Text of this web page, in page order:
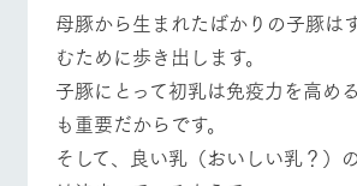
営業時
間・料金
花のある美しい
自然環境の中、
季節の移り変わ
りを存分に味わ
う
触れて、感じ
て、学ぶ。館
なかで動物
れあう
レストラ
お知らせ
ブログ
お問い合わせ・資料請求
生産品カタログ・資料DL
イベント/フェア レストラン/BBQ
動物とふれあう
母豚から生まれたばかりの子豚は
むために歩き出します。
子豚にとって初乳は免疫力を高め
も重要だからです。
そして、良い乳（おいしい乳？）